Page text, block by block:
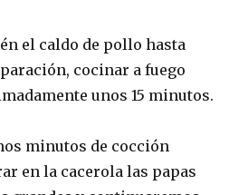
el caldo de pollo hasta
cocinar a fuego
unos 15 minutos.
minutos de cocción
en la cacerola las papas